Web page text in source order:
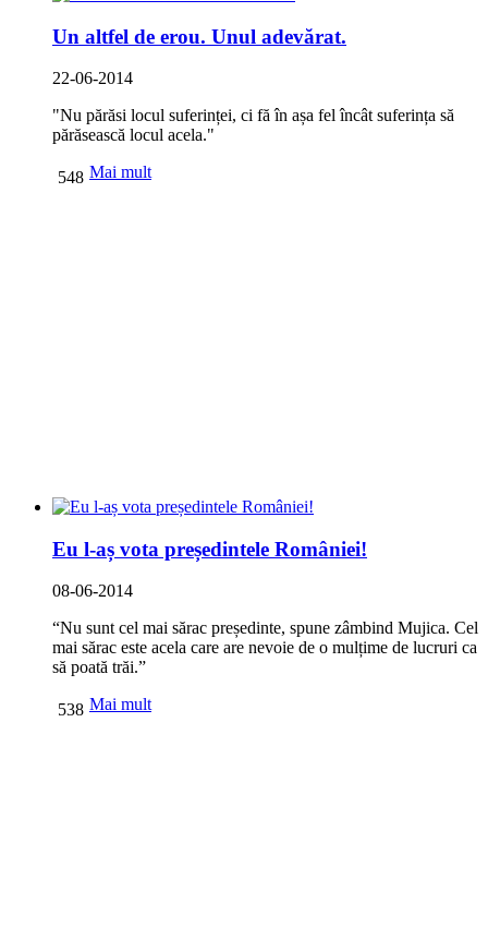
Un altfel de erou. Unul adevărat.
22-06-2014
"Nu părăsi locul suferinței, ci fă în așa fel încât suferința să
părăsească locul acela."
Mai mult
548
Eu l-aș vota președintele României!
08-06-2014
“Nu sunt cel mai sărac președinte, spune zâmbind Mujica. Cel
mai sărac este acela care are nevoie de o mulțime de lucruri ca
să poată trăi.”
Mai mult
538